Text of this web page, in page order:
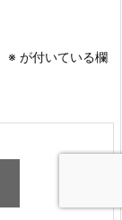
※ が付いている欄